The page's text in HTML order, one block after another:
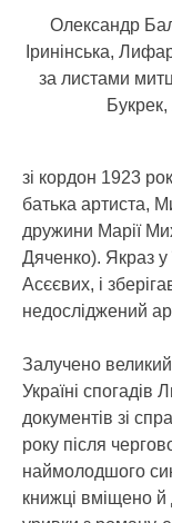
Олександр
Іринінська,
за листами
зі кордон 1923
батька артиста,
дружини Марії
Дяченко). Якраз у
Асєєвих, і
недосліджений
Залучено
Україні
документів зі
року після
наймолодшого
книжці вміщено й